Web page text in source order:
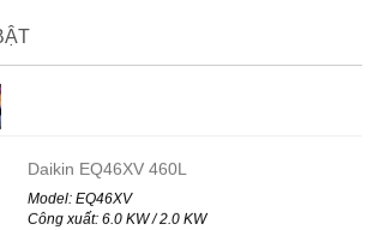
Công xuất: 6.0 x 2.2 x 1.55 m
Model: EQ46XV
Công xuất: 6.0 KW / 2.0 KW
Liên hệ